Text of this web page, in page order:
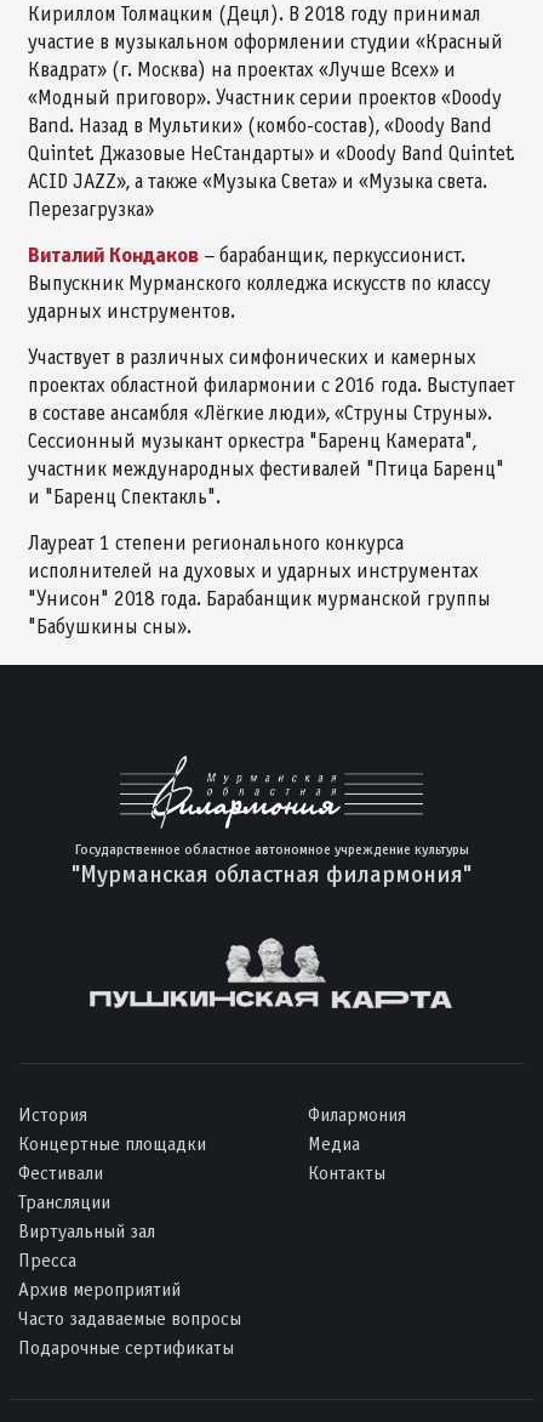
Кириллом Толмацким (Децл). В 2018 году принимал
участие в музыкальном оформлении студии «Красный
Квадрат» (г. Москва) на проектах «Лучше Всех» и
«Модный приговор». Участник серии проектов «Doody
Band. Назад в Мультики» (комбо-состав), «Doody Band
Quintet. Джазовые НеСтандарты» и «Doody Band Quintet.
ACID JAZZ», а также «Музыка Света» и «Музыка света.
Перезагрузка»
Виталий Кондаков– барабанщик, перкуссионист.
Выпускник Мурманского колледжа искусств по классу
ударных инструментов.
Участвует в различных симфонических и камерных
проектах областной филармонии с 2016 года. Выступает
в составе ансамбля «Лёгкие люди», «Струны Струны».
Сессионный музыкант оркестра "Баренц Камерата",
участник международных фестивалей "Птица Баренц"
и "Баренц Спектакль".
Лауреат 1 степени регионального конкурса
исполнителей на духовых и ударных инструментах
"Унисон" 2018 года. Барабанщик мурманской группы
"Бабушкины сны».
Государственное областное автономное учреждение культуры
"Мурманская областная филармония"
История
Концертные площадки
Фестивали
Трансляции
Виртуальный зал
Пресса
Архив мероприятий
Часто задаваемые вопросы
Подарочные сертификаты
Филармония
Медиа
Контакты